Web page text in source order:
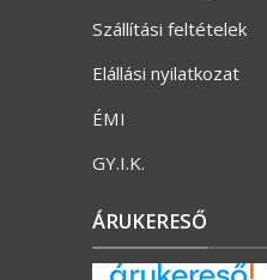
Szállítási feltételek
Elállási nyilatkozat
ÉMI
GY.I.K.
ÁRUKERESŐ